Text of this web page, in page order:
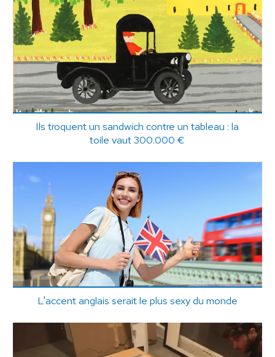
Ils troquent un sandwich contre un tableau : la
toile vaut 300.000 €
L'accent anglais serait le plus sexy du monde